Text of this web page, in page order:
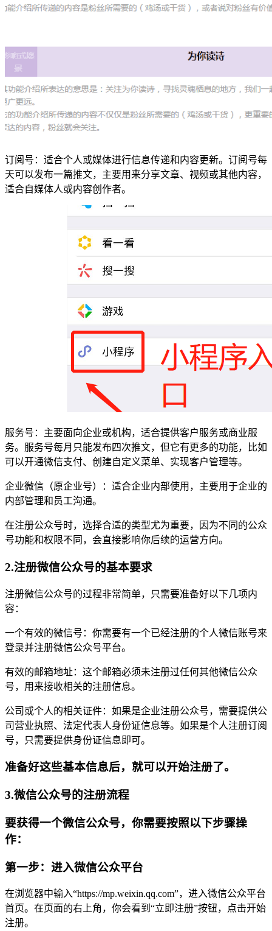
订阅号：适合个人或媒体进行信息传递和内容更新。订阅号每
天可以发布一篇推文，主要用来分享文章、视频或其他内容，
适合自媒体人或内容创作者。
服务号：主要面向企业或机构，适合提供客户服务或商业服
务。服务号每月只能发布四次推文，但它有更多的功能，比如
可以开通微信支付、创建自定义菜单、实现客户管理等。
企业微信（原企业号）：适合企业内部使用，主要用于企业的
内部管理和员工沟通。
在注册公众号时，选择合适的类型尤为重要，因为不同的公众
号功能和权限不同，会直接影响你后续的运营方向。
2.注册微信公众号的基本要求
注册微信公众号的过程非常简单，只需要准备好以下几项内
容：
一个有效的微信号：你需要有一个已经注册的个人微信账号来
登录并注册微信公众号平台。
有效的邮箱地址：这个邮箱必须未注册过任何其他微信公众
号，用来接收相关的注册信息。
公司或个人的相关证件：如果是企业注册公众号，需要提供公
司营业执照、法定代表人身份证信息等。如果是个人注册订阅
号，只需要提供身份证信息即可。
准备好这些基本信息后，就可以开始注册了。
3.微信公众号的注册流程
要获得一个微信公众号，你需要按照以下步骤操
作：
第一步：进入微信公众平台
在浏览器中输入“https://mp.weixin.qq.com”，进入微信公众平台
首页。在页面的右上角，你会看到“立即注册”按钮，点击开始
注册。